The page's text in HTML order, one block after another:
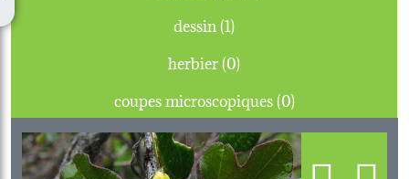
dessin (1)
herbier (0)
coupes microscopiques (0)